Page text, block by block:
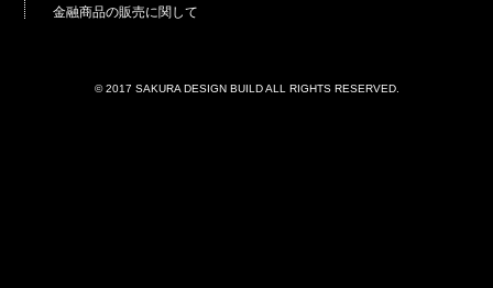
金融商品の販売に関して
© 2017 SAKURA DESIGN BUILD ALL RIGHTS RESERVED.